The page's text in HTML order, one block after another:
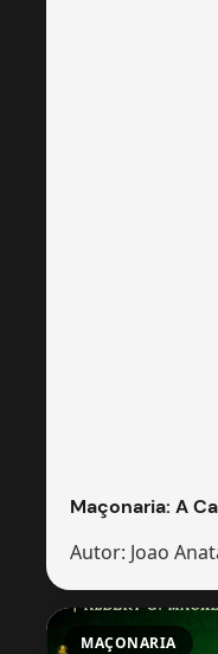
Maçonaria: A
Autor: Joao
MAÇONARIA